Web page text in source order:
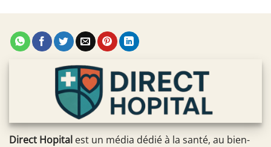
Direct Hopital est un média dédié à la santé, au bien-